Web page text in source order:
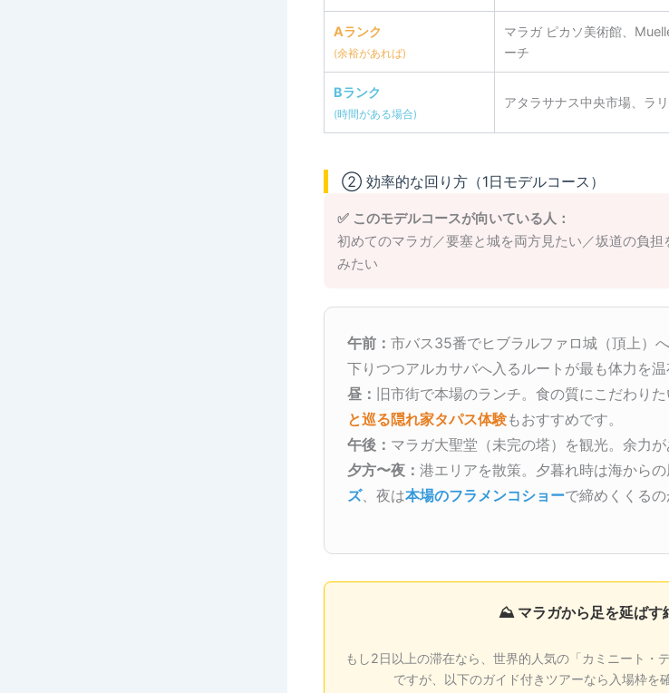
Aランク
(余裕があれば)
マラガ ピカソ美術館、
ーチ
Bランク
(時間がある場合)
アタラサナス中央市場、ラ
② 効率的な回り方（1日モデルコース）
✅ このモデルコースが向いている人：
初めてのマラガ／要塞と城を両方見たい／坂道の負
みたい
午前： 市バス35番でヒブラルファロ城（頂上）
下りつつアルカサバへ入るルートが最も体力を温
昼： 旧市街で本場のランチ。食の質にこだわりた
と巡る隠れ家タパス体験もおすすめです。
午後： マラガ大聖堂（未完の塔）を観光。余力が
夕方〜夜： 港エリアを散策。夕暮れ時は海から
ズ、夜は本場のフラメンコショーで締めくくるの
⛰ マラガから足を延ばす
もし2日以上の滞在なら、世界的人気の「カミニート・
ですが、以下のガイド付きツアーなら入場枠を